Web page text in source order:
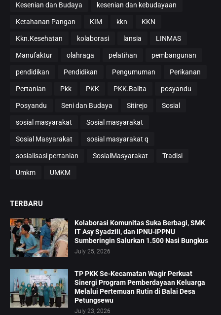
Kesenian dan Budaya kesenian dan kebudayaan
Ketahanan Pangan KIM kkn KKN
Kkn.Kesehatan kolaborasi lansia LINMAS
Manufaktur olahraga pelatihan pembangunan
pendidikan Pendidikan Pengumuman Perikanan
Pertanian Pkk PKK PKK.Balita posyandu
Posyandu Seni dan Budaya Sitirejo Sosial
sosial masyarakat Sosial masyarakat
Sosial Masyarakat sosial masyarakat q
sosialisasi pertanian SosialMasyarakat Tradisi
Umkm UMKM
TERBARU
Kolaborasi Komunitas Suka Berbagi, SMK
IT Asy Syadzili, dan IPNU-IPPNU
Sumberingin Salurkan 1.500 Nasi Bungkus
July 25, 2026
TP PKK Se-Kecamatan Wagir Perkuat
Sinergi Program Pemberdayaan Keluarga
Melalui Pertemuan Rutin di Balai Desa
Petungsewu
July 23, 2026